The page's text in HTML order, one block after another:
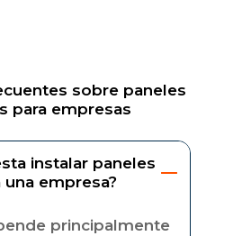
sobre paneles
para empresas
instalar paneles
empresa?
principalmente